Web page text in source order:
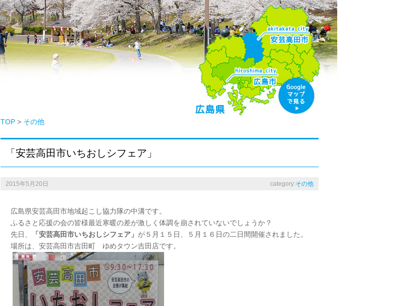
TOP > その他
「安芸高田市いちおしシフェア」
category:その他
2015年5月20日
広島県安芸高田市地域起こし協力隊の中溝です。
ふるさと応援の会の皆様最近寒暖の差が激しく体調を崩されていないでしょうか？
先日、
「安芸高田市いちおしシフェア」 が５月１５日、５月１６日の二日間開催されました。
場所は、安芸高田市吉田町 ゆめタウン吉田店です。